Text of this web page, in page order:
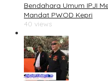
Bendahara Umum IPJI
Mandat PWOD Kepri
40 views